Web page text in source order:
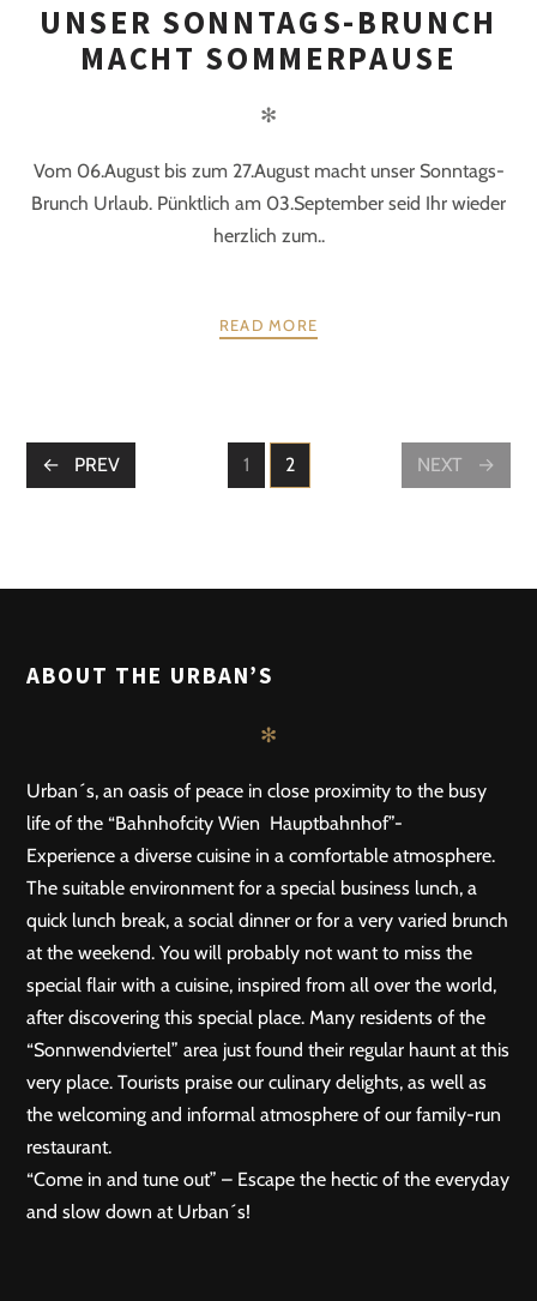
UNSER SONNTAGS-BRUNCH
MACHT SOMMERPAUSE
✻
Vom 06.August bis zum 27.August macht unser Sonntags-
Brunch Urlaub. Pünktlich am 03.September seid Ihr wieder
herzlich zum..
READ MORE
POSTS
NAVIGATION
PREV PAGE
1 2 NEXT
ABOUT THE URBAN’S
✻
Urban´s, an oasis of peace in close proximity to the busy
life of the “Bahnhofcity Wien Hauptbahnhof”-
Experience a diverse cuisine in a comfortable atmosphere.
The suitable environment for a special business lunch, a
quick lunch break, a social dinner or for a very varied brunch
at the weekend. You will probably not want to miss the
special flair with a cuisine, inspired from all over the world,
after discovering this special place. Many residents of the
“Sonnwendviertel” area just found their regular haunt at this
very place. Tourists praise our culinary delights, as well as
the welcoming and informal atmosphere of our family-run
restaurant.
“Come in and tune out” – Escape the hectic of the everyday
and slow down at Urban´s!